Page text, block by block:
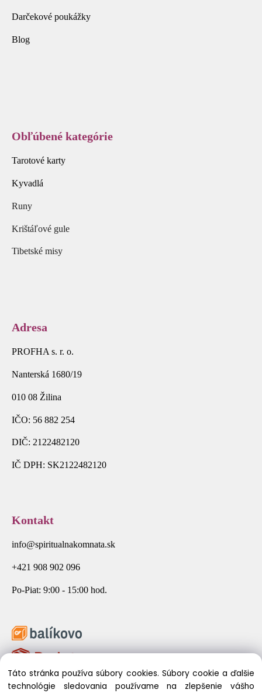
Darčekové poukážky
Blog
Obľúbené kategórie
Tarotové karty
Kyvadlá
Runy
Krištáľové gule
Tibetské misy
Adresa
PROFHA s. r. o.
Nanterská 1680/19
010 08 Žilina
IČO: 56 882 254
DIČ: 2122482120
IČ DPH: SK2122482120
Kontakt
info@spiritualnakomnata.sk
+421 908 902 096
Po-Piat: 9:00 - 15:00 hod.
Táto stránka používa súbory cookies. Súbory cookie a ďalšie
technológie sledovania používame na zlepšenie vášho